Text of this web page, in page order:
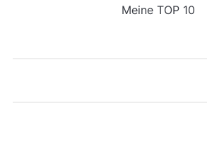
Meine TOP 10